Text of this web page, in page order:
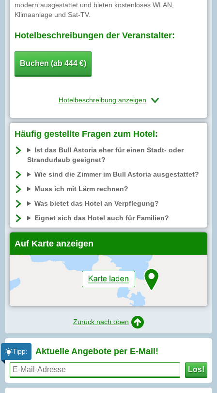
modern ausgestattet und bieten kostenloses WLAN,
Klimaanlage und Sat-TV.
Hotelbeschreibungen der Veranstalter:
Buchen (ab 444 €)
Hotelbeschreibung anzeigen
Häufig gestellte Fragen zum Hotel:
Ist das Bull Astoria eher für einen Stadt- oder
Strandurlaub geeignet?
Wie sind die Zimmer im Bull Astoria ausgestattet?
Muss ich mit Lärm rechnen?
Was bietet das Hotel an Verpflegung?
Eignet sich das Hotel auch für Familien?
Auf Karte anzeigen
Zurück nach oben
Tipp: Aktuelle Angebote per E-Mail!
Los!